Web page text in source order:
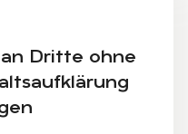
Drit­te ohne